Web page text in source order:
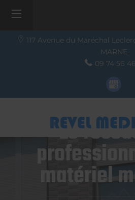
117 Avenue du Maréchal
MARNE
09 74 56
Le
matériel